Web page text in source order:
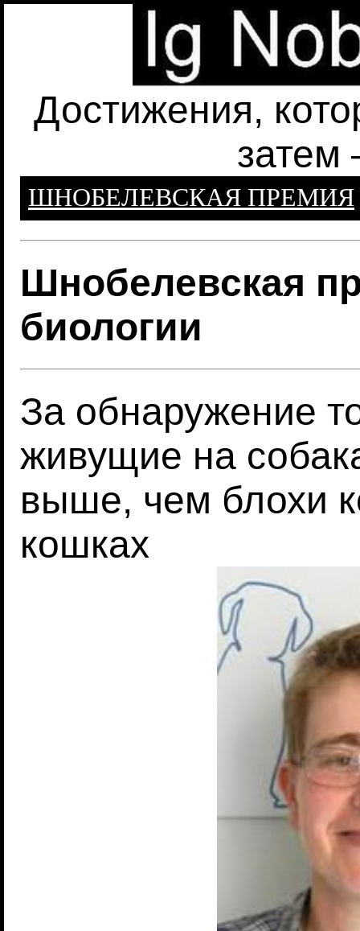
Достижения,
затем
ШНОБЕЛЕВСКАЯ ПРЕМИЯ
Шнобелевская
биологии
За обнаружение
живущие на
выше, чем блохи
кошках